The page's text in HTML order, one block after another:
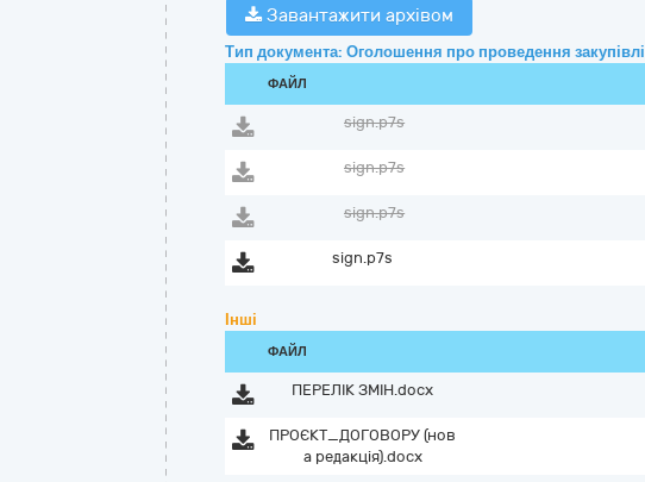
Завантажити архівом
Тип документа: Оголошення про проведення закупівлі
ФАЙЛ
sign.p7s
sign.p7s
sign.p7s
sign.p7s
Інші
ФАЙЛ
ПЕРЕЛІК ЗМІН.docx
ПРОЄКТ_ДОГОВОРУ (нов
а редакція).docx